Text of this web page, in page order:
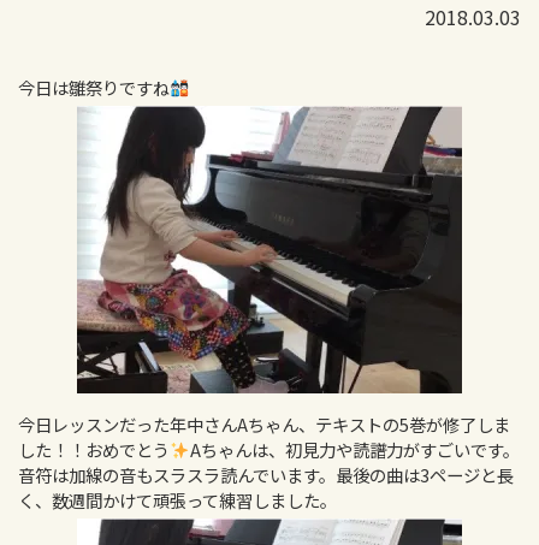
2018.03.03
今日は雛祭りですね
今日レッスンだった年中さんAちゃん、テキストの5巻が修了しま
した！！おめでとう
Aちゃんは、初見力や読譜力がすごいです。
音符は加線の音もスラスラ読んでいます。最後の曲は3ページと長
く、数週間かけて頑張って練習しました。